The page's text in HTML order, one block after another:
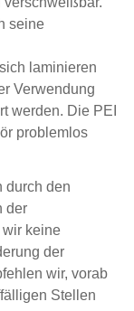
seine
laminieren
Verwendung
werden. Die PEI
problemlos
durch den
der
keine
der
wir, vorab
Stellen